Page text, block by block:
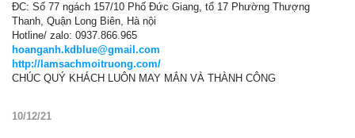
ĐC: Số 77 ngách 157/10 Phố Đức Giang, tổ 17 Phường Thượng
Thanh, Quận Long Biên, Hà nội
Hotline/ zalo: 0937.866.965
hoanganh.kdblue@gmail.com
http://lamsachmoitruong.com/
CHÚC QUÝ KHÁCH LUÔN MAY MẮN VÀ THÀNH CÔNG
10/12/21